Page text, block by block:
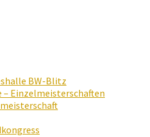
BW-Blitz
– Einzelmeisterschaften